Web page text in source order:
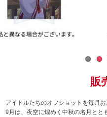
スサノオマジック
ガンダムシリーズ
ラブライブ！
販
アイドルたちのオフショットを毎月お
9月は、夜空に煌めく中秋の名月とと